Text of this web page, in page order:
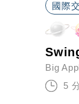
國際
Big
5